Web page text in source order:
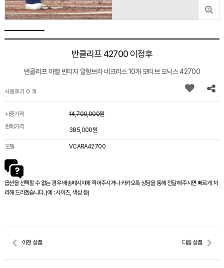
반클리프 42700 이정후
반클리프 아펠 빈티지 알함브라 네크리스 10개 모티브 오닉스 42700
사용후기 0 개
시중가격
14,700,000원
판매가격
385,000원
모델 VCARA42700
옵션을 선택할 수 없는 경우 배송메시지에 적어주시거나 카카오톡 상담을 통해 전달해 주시면 빠르게 처
리해 드리겠습니다. (예 : 사이즈, 색상 등)
이전 상품 다음 상품